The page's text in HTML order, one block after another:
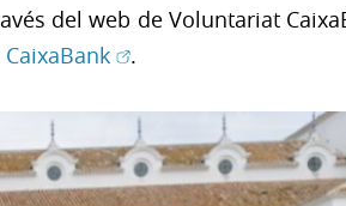
del web de Voluntariat
(Obre en finestra nova)
.